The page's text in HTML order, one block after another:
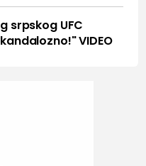
srpskog UFC
VIDEO